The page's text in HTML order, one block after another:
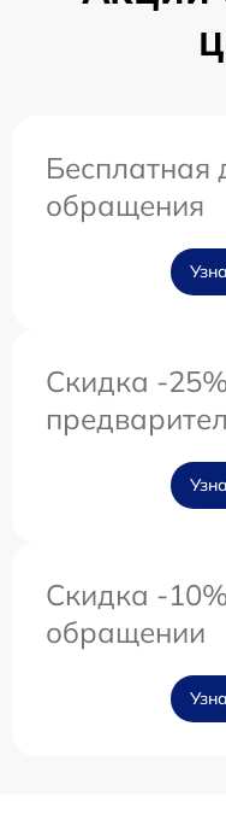
Бесплатная
обращения
Скидка -
Скидка -
обращении